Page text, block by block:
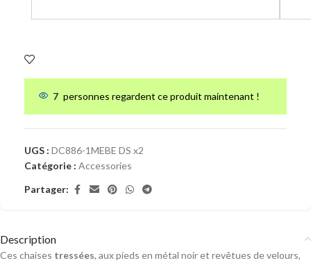
7 personnes regardent ce produit maintenant !
UGS : DC886-1MEBE DS x2
Catégorie : Accessories
Partager:
Description
Ces chaises tressées, aux pieds en métal noir et revêtues de velours,